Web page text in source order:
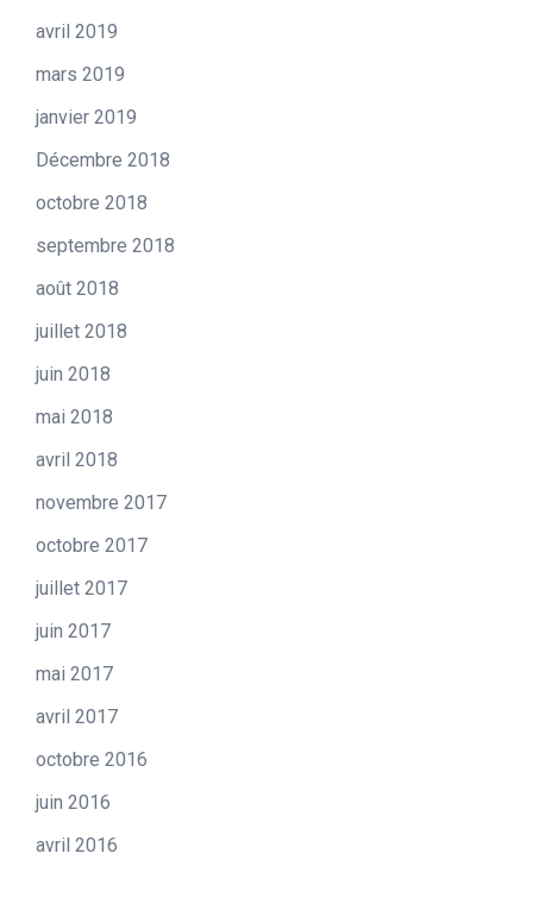
avril 2019
mars 2019
janvier 2019
Décembre 2018
octobre 2018
septembre 2018
août 2018
juillet 2018
juin 2018
mai 2018
avril 2018
novembre 2017
octobre 2017
juillet 2017
juin 2017
mai 2017
avril 2017
octobre 2016
juin 2016
avril 2016